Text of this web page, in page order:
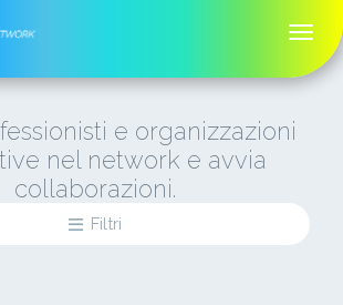
e organizzazioni
nel network e avvia
collaborazioni.
Filtri